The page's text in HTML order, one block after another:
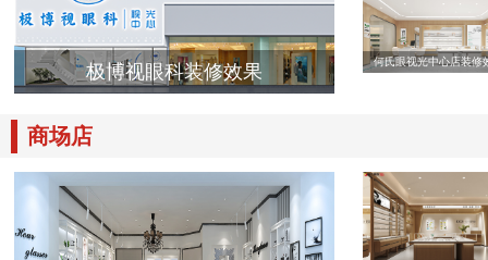
极博视眼科装修效果 何氏眼视光中心店装修
商场店